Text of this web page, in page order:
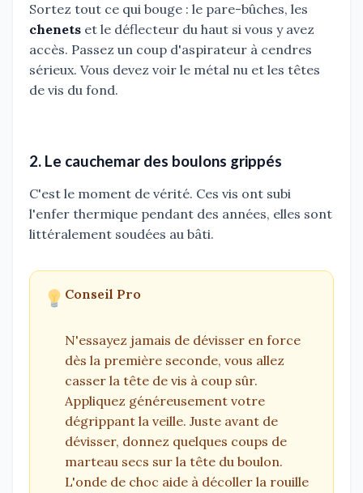
Sortez tout ce qui bouge : le pare-bûches, les
chenets et le déflecteur du haut si vous y avez
accès. Passez un coup d'aspirateur à cendres
sérieux. Vous devez voir le métal nu et les têtes
de vis du fond.
2. Le cauchemar des boulons grippés
C'est le moment de vérité. Ces vis ont subi
l'enfer thermique pendant des années, elles sont
littéralement soudées au bâti.
Conseil Pro
N'essayez jamais de dévisser en force
dès la première seconde, vous allez
casser la tête de vis à coup sûr.
Appliquez généreusement votre
dégrippant la veille. Juste avant de
dévisser, donnez quelques coups de
marteau secs sur la tête du boulon.
L'onde de choc aide à décoller la rouille